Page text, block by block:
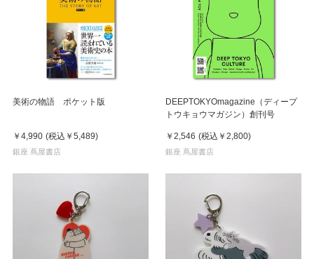
美術の物語 ポケット版
￥4,990 (税込 ￥5,489)
銀座 蔦屋書店
DEEPTOKYOmagazine（ディープ
トウキョウマガジン）創刊号
￥2,546 (税込 ￥2,800)
銀座 蔦屋書店